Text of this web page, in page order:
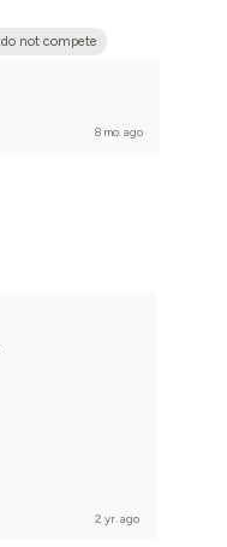
I do not compete
8 mo. ago
2 yr. ago